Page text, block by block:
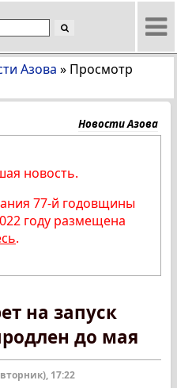
Азова » Просмотр
Новости Азова
новость.
77-й годовщины
году размещена
.
на запуск
до мая
17:22